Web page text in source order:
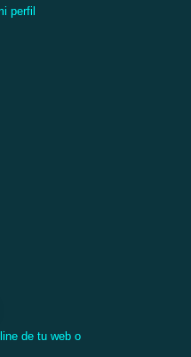
perfil
de tu web o